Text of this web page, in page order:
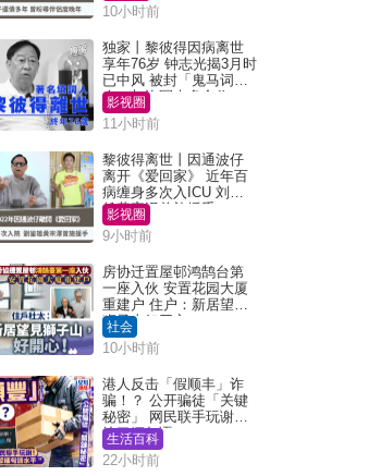
10小时前
独家丨黎彼得因病离世
享年76岁 钟志光揭3月时
已中风 被封「鬼马词
人」与许冠杰多合作
影视圈
11小时前
黎彼得离世丨因通波仔
离开《爱回家》 近年百
病缠身多次入ICU 刘銮
雄黄宗泽曾施援手
影视圈
9小时前
房协迁置屋邨鸿鹄台第
一座入伙 安置花园大厦
重建户 住户：新居望见
狮子山好开心！
社会
10小时前
港人反击「假顺丰」诈
骗！？ 公开骗徒「关键
秘密」 网民联手玩谢：
练习缅甸语
生活百科
22小时前